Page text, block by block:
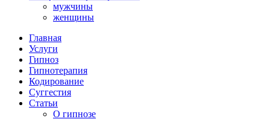
мужчины
женщины
Главная
Услуги
Гипноз
Гипнотерапия
Кодирование
Суггестия
Статьи
О гипнозе